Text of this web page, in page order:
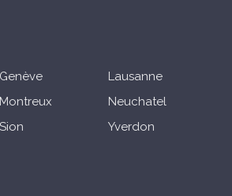
Genève
Lausanne
Montreux
Neuchatel
Sion Yverdon